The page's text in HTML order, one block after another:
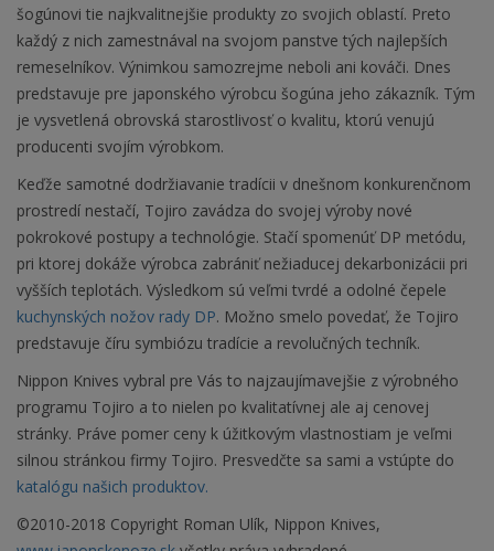
šogúnovi tie najkvalitnejšie produkty zo svojich oblastí. Preto
každý z nich zamestnával na svojom panstve tých najlepších
remeselníkov. Výnimkou samozrejme neboli ani kováči. Dnes
predstavuje pre japonského výrobcu šogúna jeho zákazník. Tým
je vysvetlená obrovská starostlivosť o kvalitu, ktorú venujú
producenti svojím výrobkom.
Keďže samotné dodržiavanie tradícii v dnešnom konkurenčnom
prostredí nestačí, Tojiro zavádza do svojej výroby nové
pokrokové postupy a technológie. Stačí spomenúť DP metódu,
pri ktorej dokáže výrobca zabrániť nežiaducej dekarbonizácii pri
vyšších teplotách. Výsledkom sú veľmi tvrdé a odolné čepele
kuchynských nožov rady DP. Možno smelo povedať, že Tojiro
predstavuje číru symbiózu tradície a revolučných techník.
Nippon Knives vybral pre Vás to najzaujímavejšie z výrobného
programu Tojiro a to nielen po kvalitatívnej ale aj cenovej
stránky. Práve pomer ceny k úžitkovým vlastnostiam je veľmi
silnou stránkou firmy Tojiro. Presvedčte sa sami a vstúpte do
katalógu našich produktov.
©2010-2018 Copyright Roman Ulík, Nippon Knives,